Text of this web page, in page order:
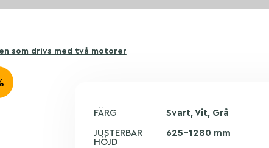
som drivs med två motorer
FÄRG Svart, Vit, Grå
JUSTERBAR
HÖJD
625–1280 mm